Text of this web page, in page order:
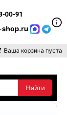
00-91
Ваша корзина пуста